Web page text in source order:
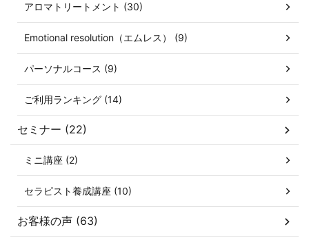
アロマトリートメント (30)
Emotional resolution（エムレス） (9)
パーソナルコース (9)
ご利用ランキング (14)
セミナー (22)
ミニ講座 (2)
セラピスト養成講座 (10)
お客様の声 (63)